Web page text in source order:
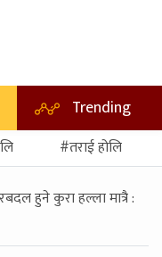
Trending
#तराई होलि
हुने कुरा हल्ला मात्रै :